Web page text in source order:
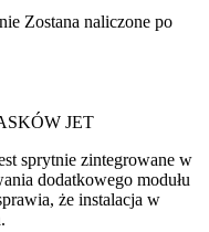
Zostana naliczone po
JET
sprytnie zintegrowane w
dodatkowego modułu
że instalacja w